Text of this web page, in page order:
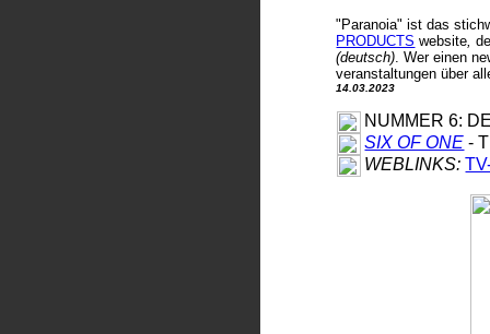
"Paranoia" ist das
PRODUCTS website ,
(deutsch) . Wer einen
veranstaltungen über
14.03.2023
NUMMER 6:
SIX OF ONE -
WEBLINKS: